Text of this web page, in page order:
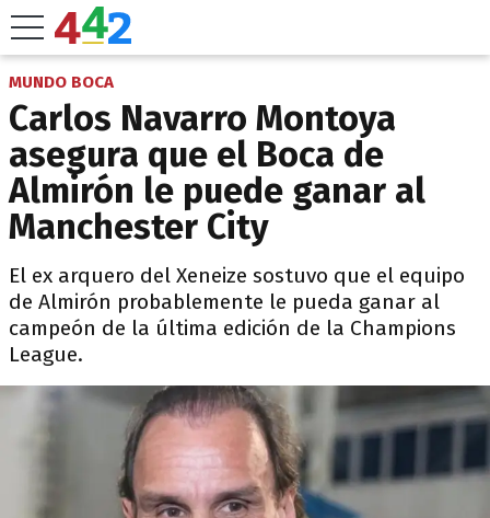
MUNDO BOCA
Carlos Navarro Montoya
asegura que el Boca de
Almirón le puede ganar al
Manchester City
El ex arquero del Xeneize sostuvo que el equipo
de Almirón probablemente le pueda ganar al
campeón de la última edición de la Champions
League.